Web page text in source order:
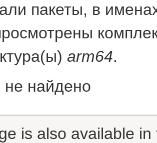
пакеты, в
arm64.
не найдено
is also available